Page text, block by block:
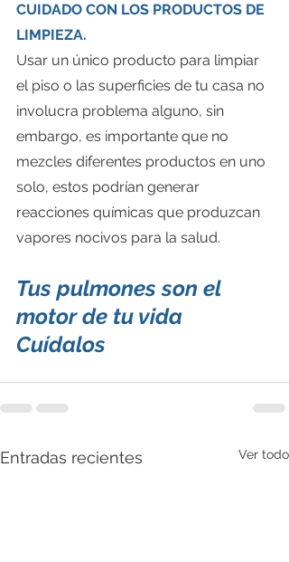
CUIDADO CON LOS PRODUCTOS DE
LIMPIEZA.
Usar un único producto para limpiar
el piso o las superficies de tu casa no
involucra problema alguno, sin
embargo, es importante que no
mezcles diferentes productos en uno
solo, estos podrían generar
reacciones químicas que produzcan
vapores nocivos para la salud.
Tus pulmones son el
motor de tu vida
Cuídalos
Entradas recientes Ver todo